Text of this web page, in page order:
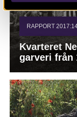
RAPPORT
Kvarteret
garveri från